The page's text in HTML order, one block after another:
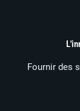
Fournir des